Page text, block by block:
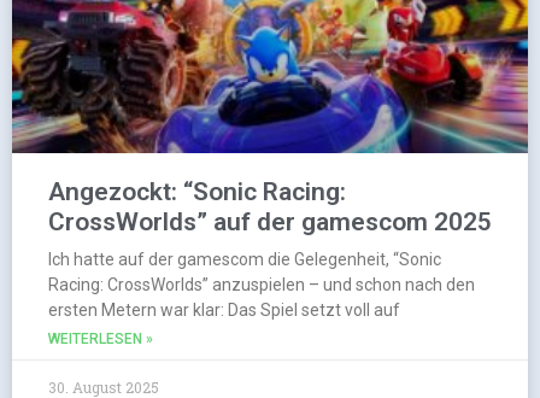
Angezockt: “Sonic Racing:
CrossWorlds” auf der gamescom 2025
Ich hatte auf der gamescom die Gelegenheit, “Sonic
Racing: CrossWorlds” anzuspielen – und schon nach den
ersten Metern war klar: Das Spiel setzt voll auf
WEITERLESEN »
30. August 2025